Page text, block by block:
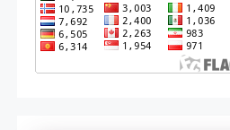
Саъдӣ. Гулистон